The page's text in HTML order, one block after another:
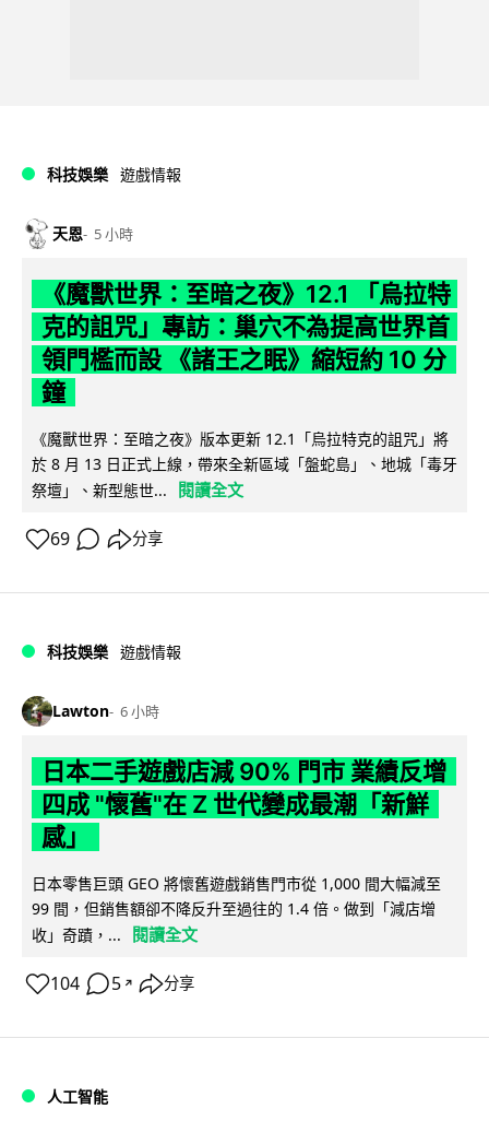
科技娛樂 遊戲情報
天恩 5 小時
《魔獸世界：至暗之夜》12.1 「烏拉特
克的詛咒」專訪：巢穴不為提高世界首
領門檻而設 《諸王之眠》縮短約 10 分
鐘
《魔獸世界：至暗之夜》版本更新 12.1「烏拉特克的詛咒」將
於 8 月 13 日正式上線，帶來全新區域「盤蛇島」、地城「毒牙
祭壇」、新型態世...
閱讀全文
69 分享
科技娛樂 遊戲情報
Lawton 6 小時
日本二手遊戲店減 90% 門市 業績反增
四成 "懷舊"在 Z 世代變成最潮「新鮮
感」
日本零售巨頭 GEO 將懷舊遊戲銷售門市從 1,000 間大幅減至
99 間，但銷售額卻不降反升至過往的 1.4 倍。做到「減店增
收」奇蹟，...
閱讀全文
104 5 ↗ 分享
人工智能